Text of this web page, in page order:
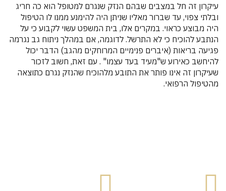
עיקרון זה חל במצבים שבהם הנזק שנגרם למטופל הוא כה חריג
ובלתי צפוי, עד שברור מאליו שניתן היה להימנע ממנו לו הטיפול
היה מבוצע כראוי. במקרים אלו, בית המשפט עשוי לקבוע כי על
הנתבע להוכיח כי לא התרשל. לדוגמה, אם במהלך ניתוח גב נגרמה
פגיעה בריאות (איברים פנימיים המרוחקים מהגב) הדבר יכול
להיחשב כאירוע ש"מעיד בעד עצמו" . עם זאת, חשוב לזכור
שעיקרון זה אינו פותר את התובע מלהוכיח שהנזק נגרם כתוצאה
מהטיפול הרפואי.